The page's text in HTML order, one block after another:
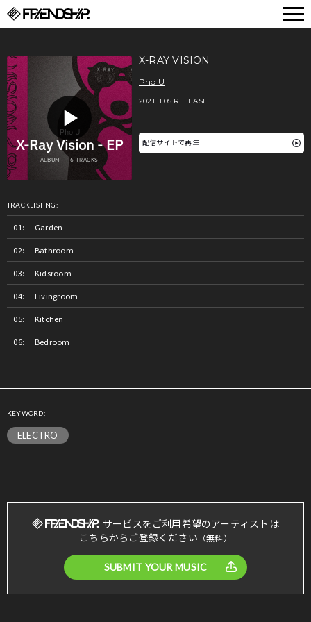
X-RAY VISION
Pho U
2021.11.05 RELEASE
配信サイトで再生
TRACKLISTING:
Garden
Bathroom
Kidsroom
Livingroom
Kitchen
Bedroom
KEYWORD:
ELECTRO
サービスをご利用希望のアーティストは
こちらからご登録ください （無料）
SUBMIT YOUR MUSIC